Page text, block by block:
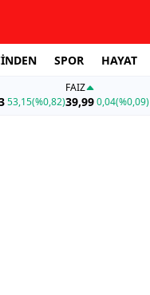
SPOR HAYAT
53,15(%0,82)
FAİZ
39,990,04(%0,09)